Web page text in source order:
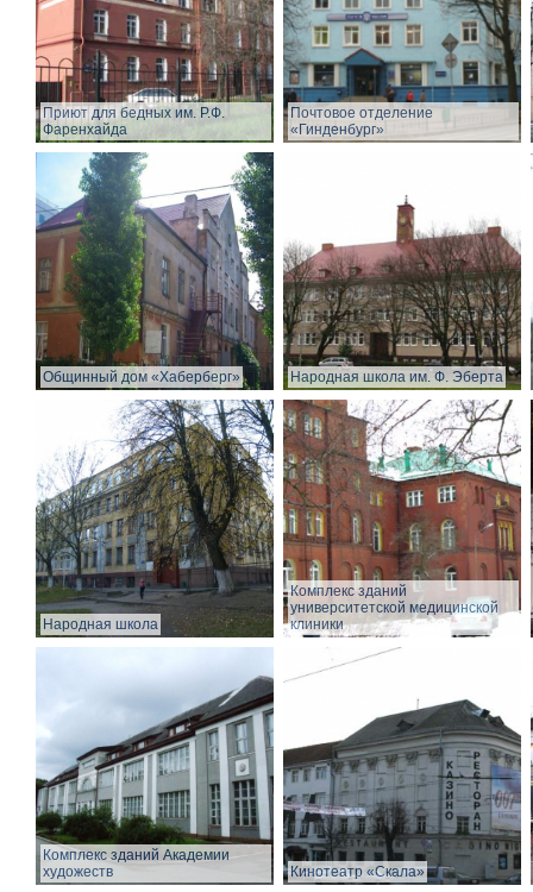
Приют для бедных им. Р.Ф.
Фаренхайда
Почтовое отделение
«Гинденбург»
Общинный дом «Хаберберг» Народная школа им. Ф. Эберта
Народная школа
Комплекс зданий
университетской медицинской
клиники
Комплекс зданий Академии
художеств
Кинотеатр «Скала»